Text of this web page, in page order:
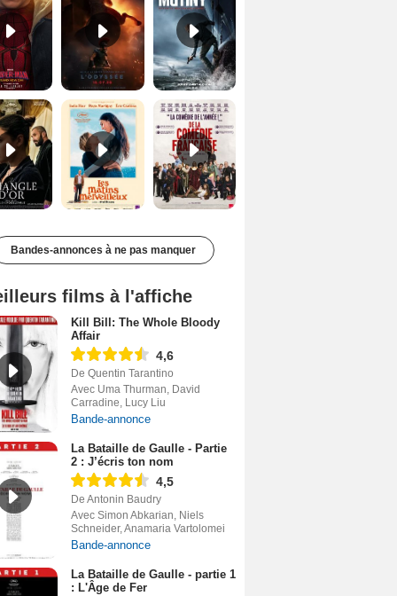
Les Matins merveilleux Bande-annonce VF De la Comédie-Française Teaser VF
Bandes-annonces à ne pas manquer
films à l'affiche
Kill Bill: The Whole Bloody
Affair
4,6
De Quentin Tarantino
Avec Uma Thurman, David
Carradine, Lucy Liu
Bande-annonce
La Bataille de Gaulle - Partie
2 : J’écris ton nom
4,5
De Antonin Baudry
Avec Simon Abkarian, Niels
Schneider, Anamaria Vartolomei
Bande-annonce
La Bataille de Gaulle - partie 1
: L'Âge de Fer